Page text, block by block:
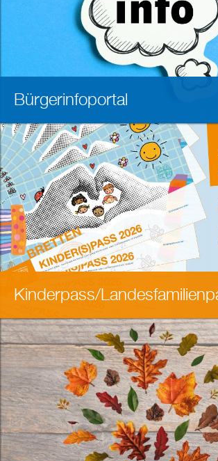
Bürgerinfoportal
Kinderpass/